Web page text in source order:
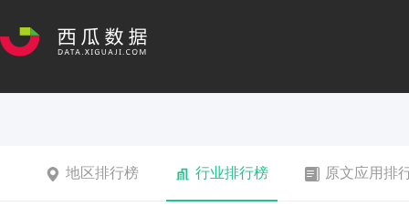
地区排行榜 行业排行榜 原文应用排